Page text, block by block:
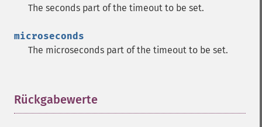
The seconds part of the timeout to be set.
microseconds
The microseconds part of the timeout to be set.
Rückgabewerte